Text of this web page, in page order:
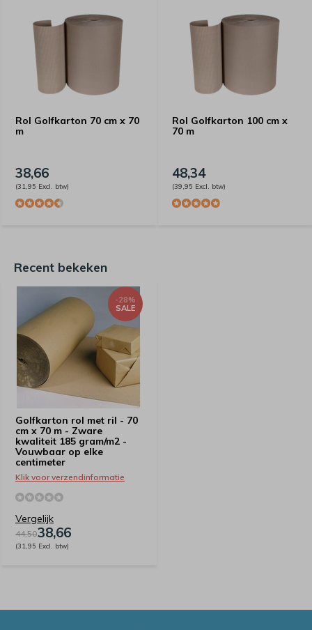
Rol Golfkarton 70 cm x 70
m
38,66
(31,95 Excl. btw)
Rol Golfkarton 100 cm x
70 m
48,34
(39,95 Excl. btw)
Recent bekeken
Golfkarton rol met ril - 70
cm x 70 m - Zware
kwaliteit 185 gram/m2 -
Vouwbaar op elke
centimeter
-28%
SALE
Klik voor verzendinformatie
Vergelijk
44,5038,66
(31,95 Excl. btw)